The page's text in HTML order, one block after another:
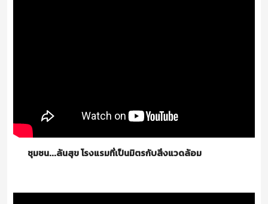
ชุมชน...ล้นสุข โรงแรมที่เป็นมิตรกับสิ่งแวดล้อม